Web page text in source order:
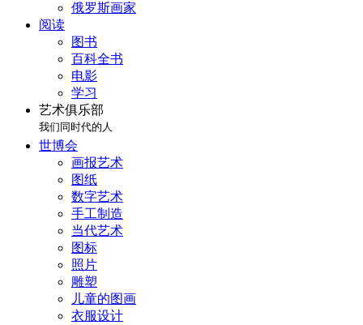
俄罗斯画家
阅读
图书
百科全书
电影
学习
艺术俱乐部
我们同时代的人
世博会
画报艺术
图纸
数字艺术
手工制造
当代艺术
图标
照片
雕塑
儿童的图画
衣服设计